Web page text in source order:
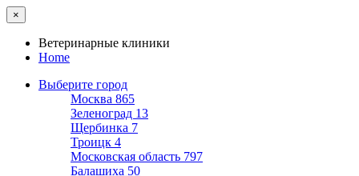
×
Ветеринарные клиники
Home
Выберите город
Москва 865
Зеленоград 13
Щербинка 7
Троицк 4
Московская область 797
Балашиха 50